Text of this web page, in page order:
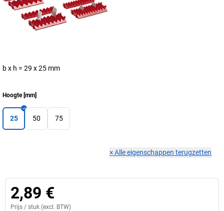
b x h = 29 x 25 mm
Hoogte[mm]
25 50 75
×Alle eigenschappen terugzetten
2,89 €
Prijs / stuk (excl. BTW)